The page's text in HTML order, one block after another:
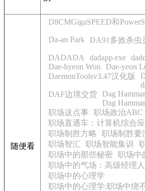
随便看
D8CMGigaSPEED和
Da-an Park
DA91多效杀虫
DADADA
dadapp.exe
Dae-hyeon Won
Dae-yeon
DaemonToolsv3.47汉化版
DAF边境交货
Dag
Dag
职场这点事
职场政治ABC
职场直通车：计算机综合
职场制胜方略
职场制胜要
职场智汇
职场智能集训
职场中的那些秘密 职场中
职场中的气场：高级经理
职场中的心理学
职场中的心理学:职场中绕